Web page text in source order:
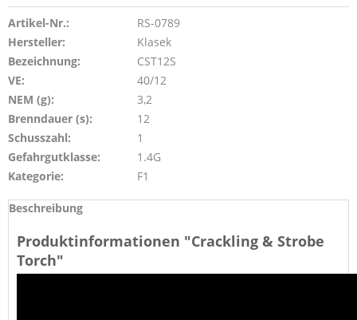
Artikel-Nr.:
RS-0789
Hersteller:
Klasek
Bezeichnung:
CST12S
VE:
40/12
NEM (g):
3,2
Brenndauer (s):
12
Schusszahl:
1
Gefahrgutklasse:
1.4G
Kategorie:
F1
Beschreibung
Produktinformationen "Crackling & Strobe
Torch"